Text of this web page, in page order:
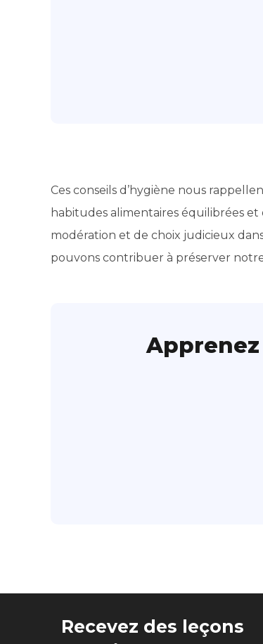
Ces conseils d’hygiène nous
habitudes alimentaires équilibrées
modération et de choix judicieux
pouvons contribuer à préserver
Recevez des leçons